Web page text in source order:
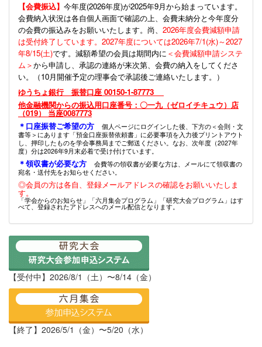
【会費振込】 今年度(2026年度)が2025年9月から始まっています。
会費納入状況は各自個人画面で確認の上、会費未納分と今年度分
の会費の振込みをお願いいたします。尚、 2026年度会費減額申請
は受付終了しています。2027年度については2026年7/1(水)～2027
年8/15(土)です。減額希望の会員は期間内に ＜会費減額申請システ
ム＞から申請し、承認の連絡が来次第、会費の納入をしてくださ
い。（10月開催予定の理事会で承認後ご連絡いたします。）
ゆうちょ銀行 振替口座 00150-1-87773
他金融機関からの振込用口座番号：〇一九（ゼロイチキュウ）店
（019） 当座0087773
＊口座振替ご希望の方
個人ページにログインした後、下方の＜会則・文
書等＞にあります「預金口座振替依頼書」に必要事項を入力後プリントアウト
し、押印したものを学会事務局までご郵送ください。なお、次年度（2027年
度）分は2026年9月末必着で受け付けています。
＊領収書が必要な方
会費等の領収書が必要な方は、メールにて領収書の
宛名・送付先をお知らせください。
◎会員の方は各自、登録メールアドレスの確認をお願いいたしま
す。
「学会からのお知らせ」「六月集会プログラム」「研究大会プログラム」はす
べて、登録されたアドレスへのメール配信となります。
【受付中】2026/8/1（土）〜8/14（金）
【終了】2026/5/1（金）〜5/20（水）